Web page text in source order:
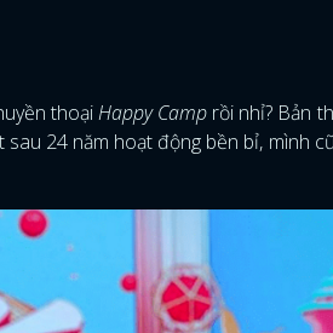
thoạiHappy Camp rồi nhỉ? Bản
sau 24 năm hoạt động bền bỉ, mình